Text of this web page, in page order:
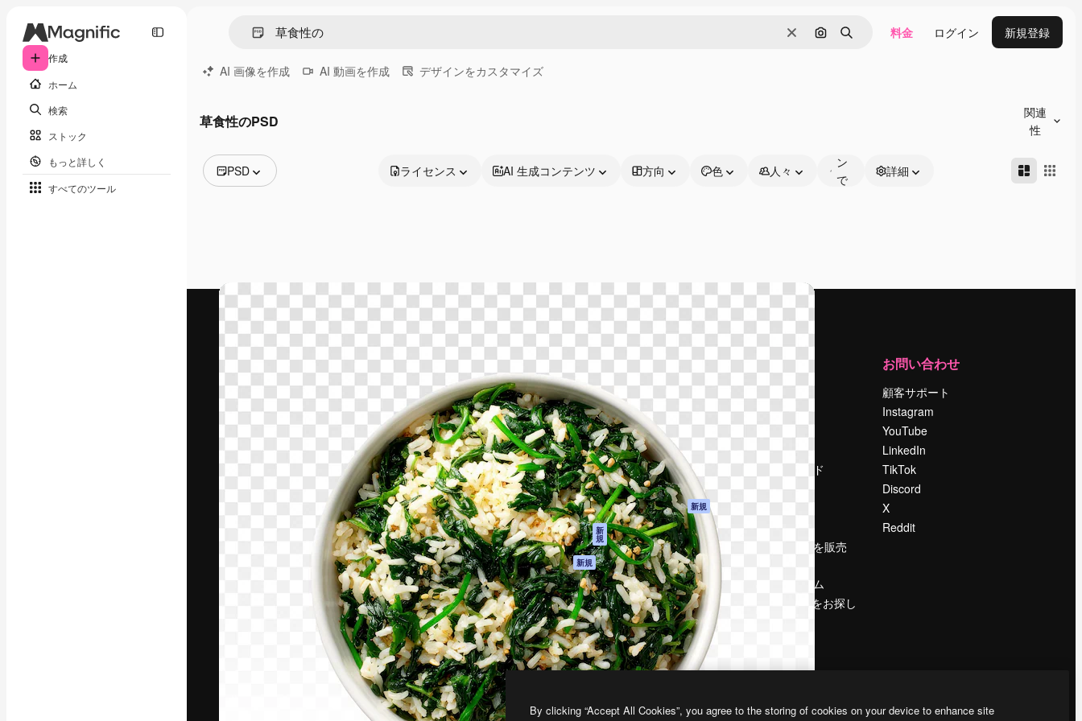
作成
ホーム
検索
ストック
もっと詳しく
すべてのツール
消去 画像で検索
検索 料金 ログイン 新規登録
AI 画像を作成 AI 動画を作成 デザインをカスタマイズ
草食性のPSD
関連
性
PSD
動画
アイコン
3D モデル
フォント
ライセンス AI 生成コンテンツ 方向 色 人々
ン
で
詳細
最高のクリエイティブ制作を導くためのプラ
ットフォーム。クリエイター、企業、代理
店、スタジオを含む100万人以上が利用して
います。
製品
Spaces
AI アシスタント
AI 画像生成ツール
AI 動画生成ツール
AI 音声合成ツール
ストックコンテン
ツ
Claude/ChatGPT
向けMCP
新
規
エージェント 新規
API
モバイルアプリ
すべてのMagnificツ
ール
はじめに
ドキュメント
サポート
利用規約
プライバシーポリ
シー
オリジナル 新規
クッキーポリシー
トラストセンター
アフィリエイト
法人向け
運営
会社概要
採用情報
検索トレンド
ブログ
コンテンツを販売
プレスルーム
magnific.aiをお探し
お問い合わせ
顧客サポート
Instagram
YouTube
LinkedIn
TikTok
Discord
X
Reddit
Copyright © 2010- 2026Freepik Company S.L.U.無断複写・転載を禁じます
By clicking “Accept All Cookies”, you agree to the storing of cookies on your device to enhance site